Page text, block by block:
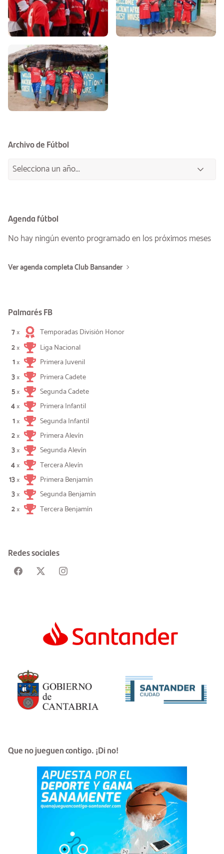
Archivo de Fútbol
Agenda fútbol
No hay ningún evento programado en los próximos meses
Ver agenda completa Club Bansander
Palmarés FB
7×
Temporadas División Honor
2×
Liga Nacional
1×
Primera Juvenil
3×
Primera Cadete
5×
Segunda Cadete
4×
Primera Infantil
1×
Segunda Infantil
2×
Primera Alevín
3×
Segunda Alevín
4×
Tercera Alevín
13×
Primera Benjamín
3×
Segunda Benjamín
2× Tercera Benjamín
Redes sociales
Que no jueguen contigo. ¡Di no!